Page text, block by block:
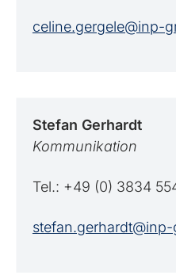
celine.gergele@inp-
Stefan Gerhardt
Kommunikation
Tel.: +49 (0) 3834